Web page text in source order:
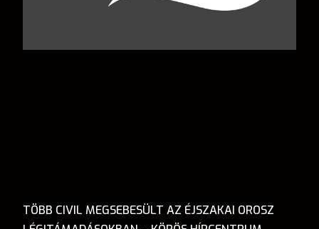
TÖBB CIVIL MEGSEBESÜLT AZ ÉJSZAKAI OROSZ